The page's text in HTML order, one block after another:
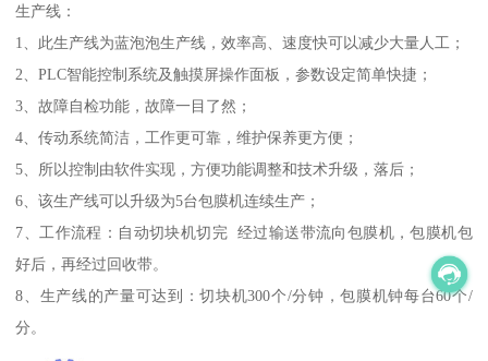
生产线：
1、此生产线为蓝泡泡生产线，效率高、速度快可以减少大量人工；
2、PLC智能控制系统及触摸屏操作面板，参数设定简单快捷；
3、故障自检功能，故障一目了然；
4、传动系统简洁，工作更可靠，维护保养更方便；
5、所以控制由软件实现，方便功能调整和技术升级，落后；
6、该生产线可以升级为5台包膜机连续生产；
7、工作流程：自动切块机切完 经过输送带流向包膜机，包膜机包
好后，再经过回收带。
8、生产线的产量可达到：切块机300个/分钟，包膜机钟每台60个/
分。